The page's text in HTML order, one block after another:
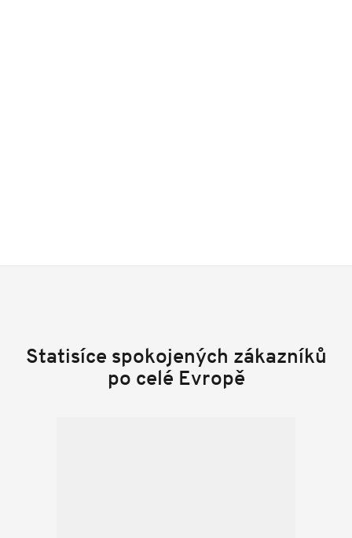
Statisíce spokojených zákazníků
po celé Evropě